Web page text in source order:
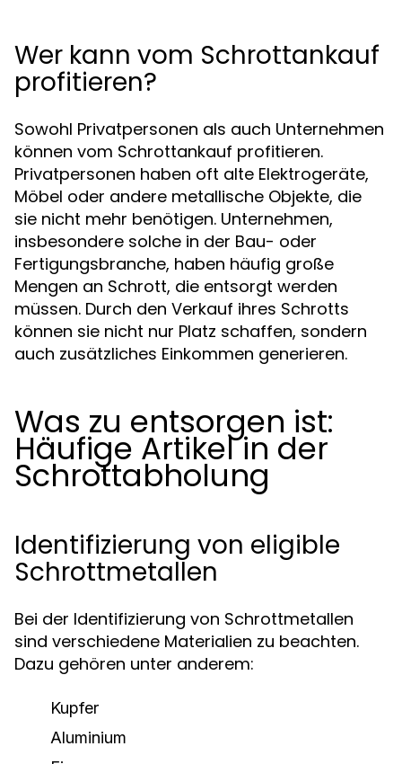
Wer kann vom Schrottankauf
profitieren?
Sowohl Privatpersonen als auch Unternehmen
können vom Schrottankauf profitieren.
Privatpersonen haben oft alte Elektrogeräte,
Möbel oder andere metallische Objekte, die
sie nicht mehr benötigen. Unternehmen,
insbesondere solche in der Bau- oder
Fertigungsbranche, haben häufig große
Mengen an Schrott, die entsorgt werden
müssen. Durch den Verkauf ihres Schrotts
können sie nicht nur Platz schaffen, sondern
auch zusätzliches Einkommen generieren.
Was zu entsorgen ist:
Häufige Artikel in der
Schrottabholung
Identifizierung von eligible
Schrottmetallen
Bei der Identifizierung von Schrottmetallen
sind verschiedene Materialien zu beachten.
Dazu gehören unter anderem:
Kupfer
Aluminium